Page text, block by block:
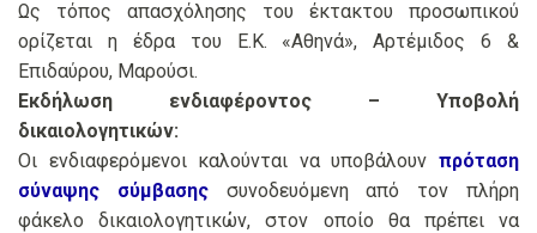
Ως τόπος απασχόλησης του έκτακτου προσωπικού
ορίζεται η έδρα του Ε.Κ. «Αθηνά», Αρτέμιδος 6 &
Επιδαύρου, Μαρούσι.
Εκδήλωση ενδιαφέροντος – Υποβολή
δικαιολογητικών:
Οι ενδιαφερόμενοι καλούνται να υποβάλουν πρόταση
σύναψης σύμβασηςσυνοδευόμενη από τον πλήρη
φάκελο δικαιολογητικών, στον οποίο θα πρέπει να